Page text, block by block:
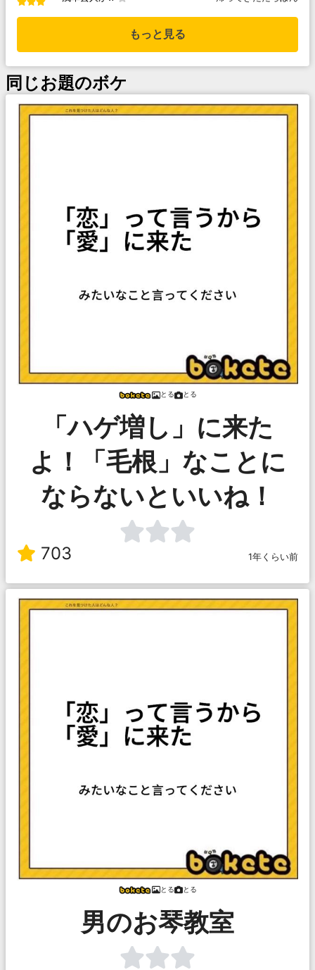
もっと見る
同じお題のボケ
とる とる
「ハゲ増し」に来た
よ！「毛根」なことに
ならないといいね！
703 1年くらい前
とる とる
男のお琴教室